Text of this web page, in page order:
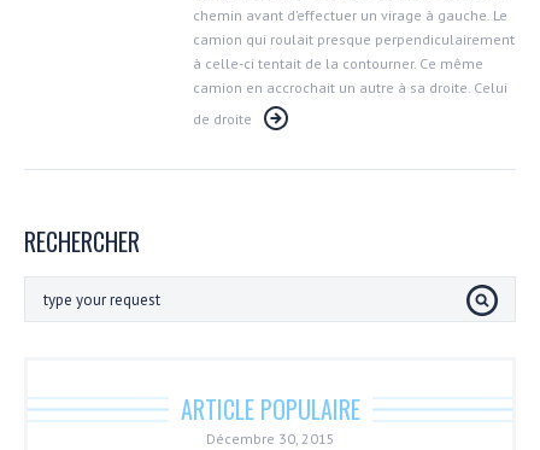
chemin avant d’effectuer un virage à gauche. Le
camion qui roulait presque perpendiculairement
à celle-ci tentait de la contourner. Ce même
camion en accrochait un autre à sa droite. Celui
de droite
RECHERCHER
ARTICLE POPULAIRE
Décembre 30, 2015